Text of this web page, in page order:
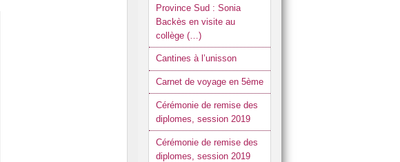
Restaurant scolaire
Province Sud : Sonia
Backès en visite au
collège (…)
Cantines à l’unisson
Carnet de voyage en 5ème
Cérémonie de remise des
diplomes, session 2019
Cérémonie de remise des
diplomes, session 2019